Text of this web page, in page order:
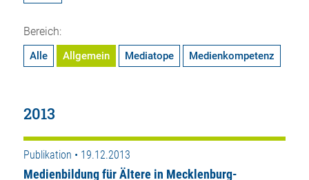
Bereich:
Alle Allgemein Mediatope Medienkompetenz
2013
Publikation • 19.12.2013
Medienbildung für Ältere in Mecklenburg-